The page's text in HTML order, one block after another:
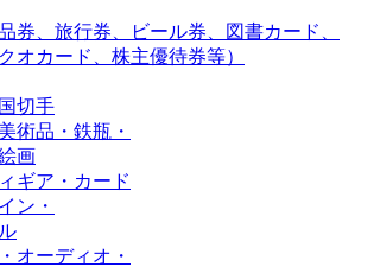
券、旅行券、ビール券、図書カード、
オカード、株主優待券等）
切手
術品・鉄瓶・
画
ギア・カード
ン・
オーディオ・